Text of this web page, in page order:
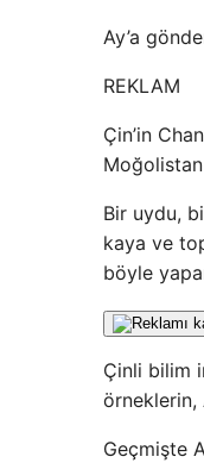
Ay’a
REKLAM
Çin’in
Bir uydu,
kaya ve
böyle
Çinli bilim
örneklerin,
Geçmişte